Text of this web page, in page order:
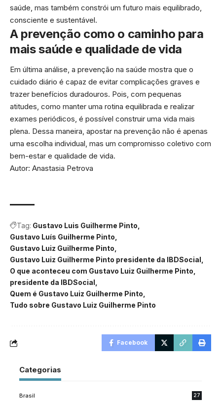
saúde, mas também constrói um futuro mais equilibrado,
consciente e sustentável.
A prevenção como o caminho para
mais saúde e qualidade de vida
Em última análise, a prevenção na saúde mostra que o
cuidado diário é capaz de evitar complicações graves e
trazer benefícios duradouros. Pois, com pequenas
atitudes, como manter uma rotina equilibrada e realizar
exames periódicos, é possível construir uma vida mais
plena. Dessa maneira, apostar na prevenção não é apenas
uma escolha individual, mas um compromisso coletivo com
bem-estar e qualidade de vida.
Autor: Anastasia Petrova
Tag: Gustavo Luis Guilherme Pinto
Gustavo Luís Guilherme Pinto
Gustavo Luiz Guilherme Pinto
Gustavo Luiz Guilherme Pinto presidente da IBDSocial
O que aconteceu com Gustavo Luiz Guilherme Pinto
presidente da IBDSocial
Quem é Gustavo Luiz Guilherme Pinto
Tudo sobre Gustavo Luiz Guilherme Pinto
Facebook
Categorias
Brasil 27